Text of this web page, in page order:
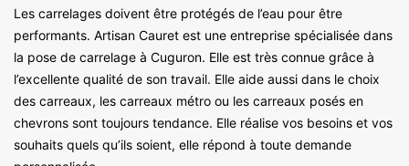
Les carrelages doivent être protégés de l’eau pour être
performants. Artisan Cauret est une entreprise spécialisée dans
la pose de carrelage à Cuguron. Elle est très connue grâce à
l’excellente qualité de son travail. Elle aide aussi dans le choix
des carreaux, les carreaux métro ou les carreaux posés en
chevrons sont toujours tendance. Elle réalise vos besoins et vos
souhaits quels qu’ils soient, elle répond à toute demande